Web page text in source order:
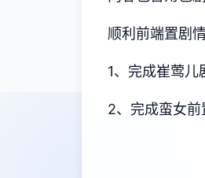
顺利前端置剧
1、完成崔莺儿
2、完成蛮女前